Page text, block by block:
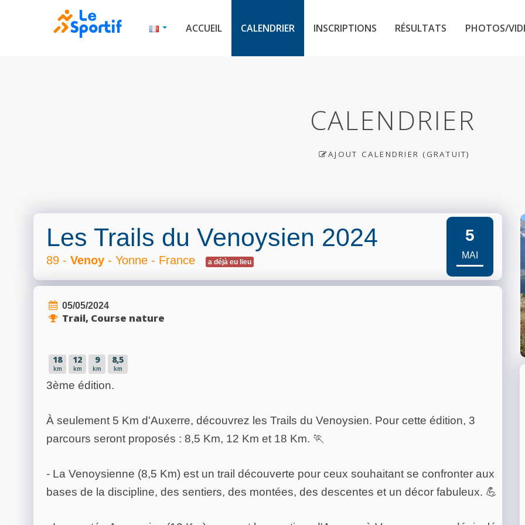
ACCUEIL CALENDRIER INSCRIPTIONS RÉSULTATS PHOTOS/
CALENDRIER
AJOUT CALENDRIER (GRATUIT)
Les Trails du Venoysien 2024
89 - Venoy - Yonne - France a déjà eu lieu
5
MAI
05/05/2024
Trail, Course nature
18
km
12
km
9
km
8,5
km
3ème édition.
À seulement 5 Km d'Auxerre, découvrez les Trails du Venoysien. Pour cette édition, 3
parcours seront proposés : 8,5 Km, 12 Km et 18 Km. 🏃
- La Venoysienne (8,5 Km) est un trail découverte pour ceux souhaitant se confronter aux
bases de la discipline, des sentiers, des montées, des descentes et un décor fabuleux. 💪